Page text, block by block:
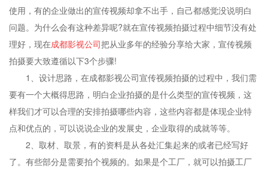
使用，有的企业做出的宣传视频却拿不出手，自己都感觉没说明白
问题。为什么会有这种差异呢?就在宣传视频拍摄过程中细节没有处
理好，现在成都影视公司把从业多年的经验分享给大家，宣传视频
拍摄要大致遵循以下3个步骤!
1、设计思路，在成都影视公司宣传视频拍摄的过程中，我们需
要有一个大概得思路，明白企业拍摄的是什么类型的宣传视频，这
样我们才可以合理的安排拍摄哪些内容，这些内容都是体现企业特
点和优点的，可以说说企业的发展史，企业取得的成就等等。
2、取材、取景，有的资料是从各处汇集起来的或者已经写好
了。有些部分是需要拍个视频的。如果是个工厂，就可以拍摄工厂